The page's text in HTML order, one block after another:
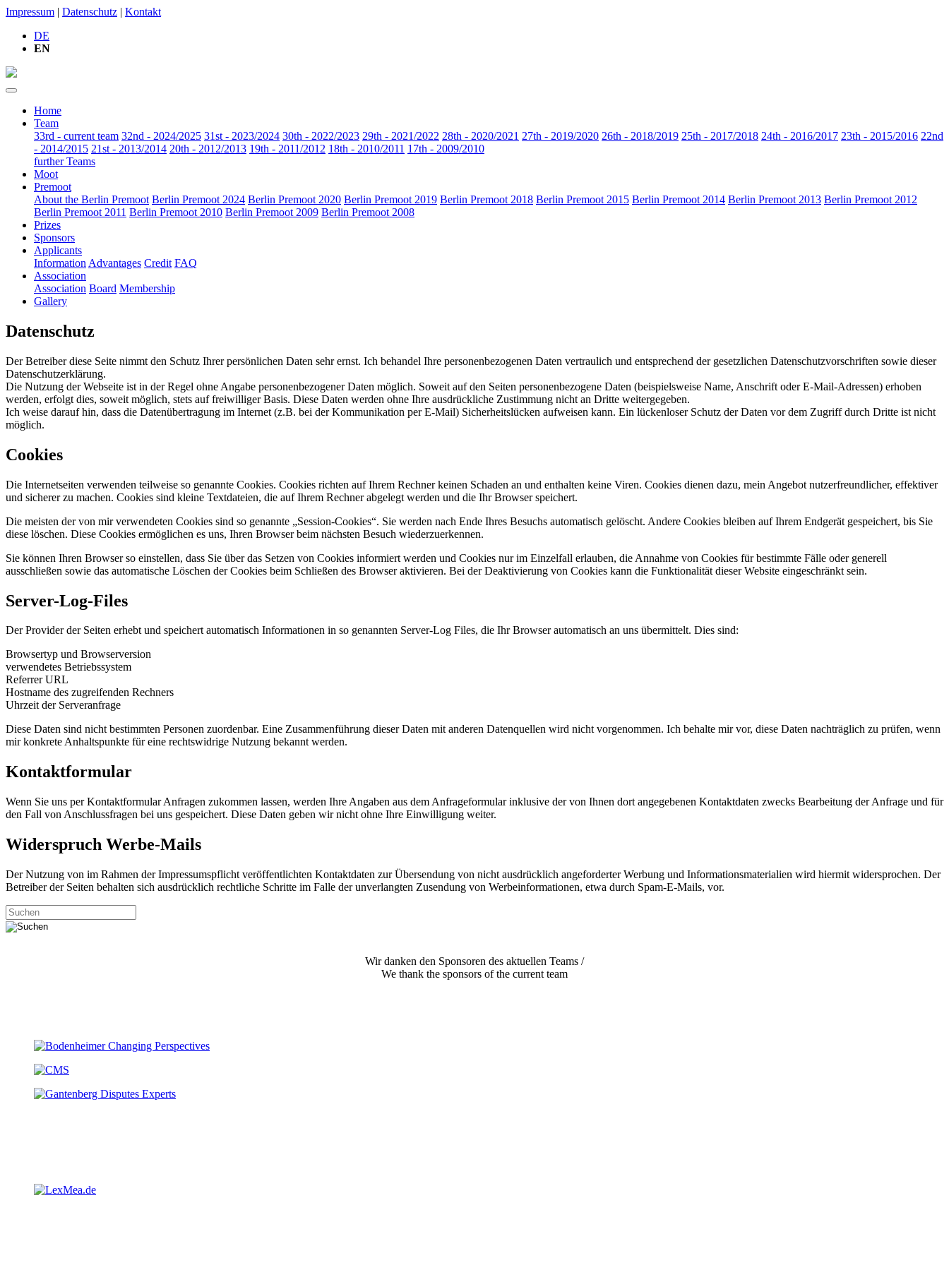
Impressum | Datenschutz | Kontakt
DE
EN
Home
Team
33rd - current team 32nd - 2024/2025 31st - 2023/2024 30th - 2022/2023 29th - 2021/2022 28th - 2020/2021 27th - 2019/2020 26th - 2018/2019 25th - 2017/2018 24th - 2016/2017 23th - 2015/2016 22nd
- 2014/2015 21st - 2013/2014 20th - 2012/2013 19th - 2011/2012 18th - 2010/2011 17th - 2009/2010
further Teams
Moot
Premoot
About the Berlin Premoot Berlin Premoot 2024 Berlin Premoot 2020 Berlin Premoot 2019 Berlin Premoot 2018 Berlin Premoot 2015 Berlin Premoot 2014 Berlin Premoot 2013 Berlin Premoot 2012
Berlin Premoot 2011 Berlin Premoot 2010 Berlin Premoot 2009 Berlin Premoot 2008
Prizes
Sponsors
Applicants
Information Advantages Credit FAQ
Association
Association Board Membership
Gallery
Datenschutz
Der Betreiber diese Seite nimmt den Schutz Ihrer persönlichen Daten sehr ernst. Ich behandel Ihre personenbezogenen Daten vertraulich und entsprechend der gesetzlichen Datenschutzvorschriften sowie dieser
Datenschutzerklärung.
Die Nutzung der Webseite ist in der Regel ohne Angabe personenbezogener Daten möglich. Soweit auf den Seiten personenbezogene Daten (beispielsweise Name, Anschrift oder E-Mail-Adressen) erhoben
werden, erfolgt dies, soweit möglich, stets auf freiwilliger Basis. Diese Daten werden ohne Ihre ausdrückliche Zustimmung nicht an Dritte weitergegeben.
Ich weise darauf hin, dass die Datenübertragung im Internet (z.B. bei der Kommunikation per E-Mail) Sicherheitslücken aufweisen kann. Ein lückenloser Schutz der Daten vor dem Zugriff durch Dritte ist nicht
möglich.
Cookies
Die Internetseiten verwenden teilweise so genannte Cookies. Cookies richten auf Ihrem Rechner keinen Schaden an und enthalten keine Viren. Cookies dienen dazu, mein Angebot nutzerfreundlicher, effektiver
und sicherer zu machen. Cookies sind kleine Textdateien, die auf Ihrem Rechner abgelegt werden und die Ihr Browser speichert.
Die meisten der von mir verwendeten Cookies sind so genannte „Session-Cookies“. Sie werden nach Ende Ihres Besuchs automatisch gelöscht. Andere Cookies bleiben auf Ihrem Endgerät gespeichert, bis Sie
diese löschen. Diese Cookies ermöglichen es uns, Ihren Browser beim nächsten Besuch wiederzuerkennen.
Sie können Ihren Browser so einstellen, dass Sie über das Setzen von Cookies informiert werden und Cookies nur im Einzelfall erlauben, die Annahme von Cookies für bestimmte Fälle oder generell
ausschließen sowie das automatische Löschen der Cookies beim Schließen des Browser aktivieren. Bei der Deaktivierung von Cookies kann die Funktionalität dieser Website eingeschränkt sein.
Server-Log-Files
Der Provider der Seiten erhebt und speichert automatisch Informationen in so genannten Server-Log Files, die Ihr Browser automatisch an uns übermittelt. Dies sind:
Browsertyp und Browserversion
verwendetes Betriebssystem
Referrer URL
Hostname des zugreifenden Rechners
Uhrzeit der Serveranfrage
Diese Daten sind nicht bestimmten Personen zuordenbar. Eine Zusammenführung dieser Daten mit anderen Datenquellen wird nicht vorgenommen. Ich behalte mir vor, diese Daten nachträglich zu prüfen, wenn
mir konkrete Anhaltspunkte für eine rechtswidrige Nutzung bekannt werden.
Kontaktformular
Wenn Sie uns per Kontaktformular Anfragen zukommen lassen, werden Ihre Angaben aus dem Anfrageformular inklusive der von Ihnen dort angegebenen Kontaktdaten zwecks Bearbeitung der Anfrage und für
den Fall von Anschlussfragen bei uns gespeichert. Diese Daten geben wir nicht ohne Ihre Einwilligung weiter.
Widerspruch Werbe-Mails
Der Nutzung von im Rahmen der Impressumspflicht veröffentlichten Kontaktdaten zur Übersendung von nicht ausdrücklich angeforderter Werbung und Informationsmaterialien wird hiermit widersprochen. Der
Betreiber der Seiten behalten sich ausdrücklich rechtliche Schritte im Falle der unverlangten Zusendung von Werbeinformationen, etwa durch Spam-E-Mails, vor.
Wir danken den Sponsoren des aktuellen Teams /
We thank the sponsors of the current team